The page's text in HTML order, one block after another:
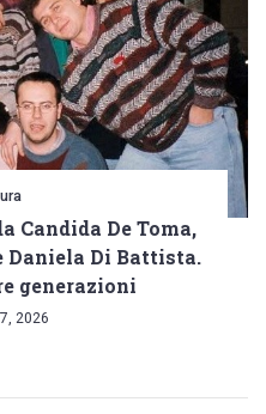
Candida De Toma,
Daniela Di Battista.
generazioni
2026